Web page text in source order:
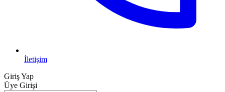
İletişim
Giriş Yap
Üye Girişi